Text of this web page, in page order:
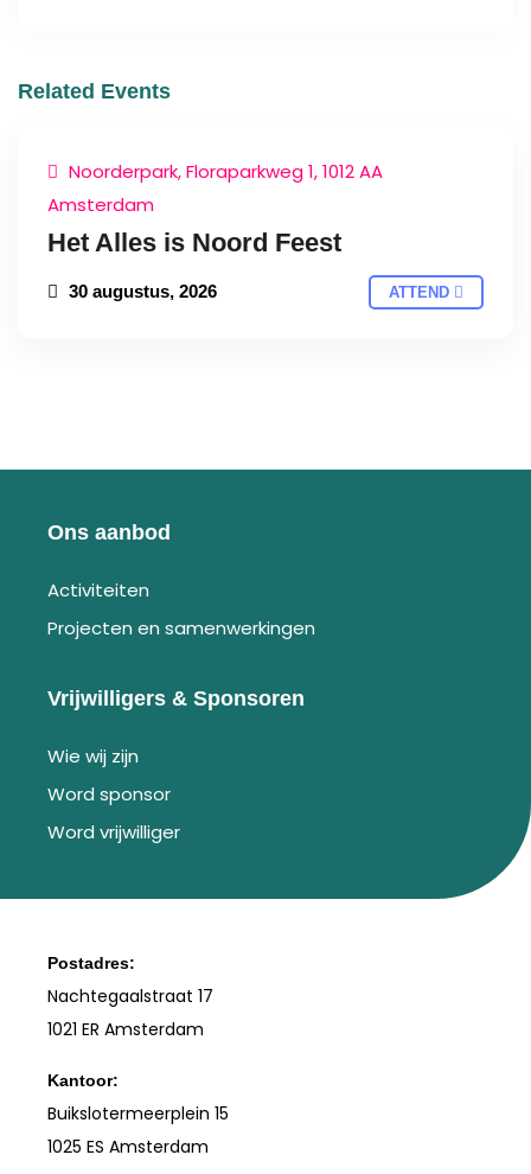
Related Events
Noorderpark, Floraparkweg 1, 1012 AA
Amsterdam
Het Alles is Noord Feest
30 augustus, 2026 ATTEND
Ons aanbod
Activiteiten
Projecten en samenwerkingen
Vrijwilligers & Sponsoren
Wie wij zijn
Word sponsor
Word vrijwilliger
Postadres:
Nachtegaalstraat 17
1021 ER Amsterdam
Kantoor:
Buikslotermeerplein 15
1025 ES Amsterdam